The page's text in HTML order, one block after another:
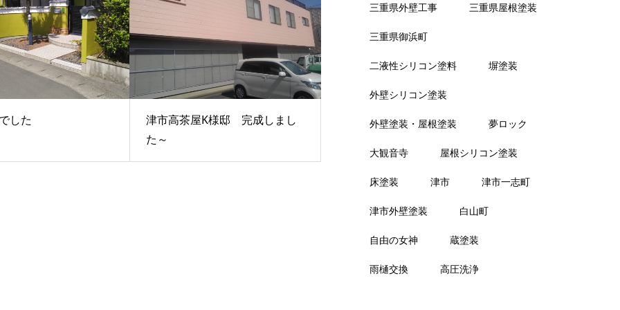
した
津市高茶屋K様邸 完成しまし
た～
三重県外壁工事 三重県屋根塗装
三重県御浜町
二液性シリコン塗料 塀塗装
外壁シリコン塗装
外壁塗装・屋根塗装 夢ロック
大観音寺 屋根シリコン塗装
床塗装 津市 津市一志町
津市外壁塗装 白山町
自由の女神 蔵塗装
雨樋交換 高圧洗浄